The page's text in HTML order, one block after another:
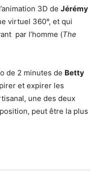
3D de Jérémy
virtuel 360°, et qui
par l’homme (The
de 2 minutes de Betty
et expirer les
une des deux
peut être la plus